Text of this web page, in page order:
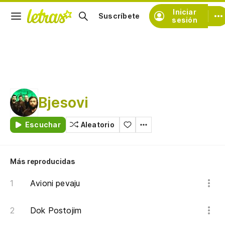
Iniciar
sesión
Suscríbete
Bjesovi
Escuchar Aleatorio
Más reproducidas
Avioni pevaju
Dok Postojim